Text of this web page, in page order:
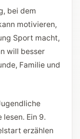
bei dem
motivieren,
Sport macht,
will besser
Familie und
Ein 9.
erzählen